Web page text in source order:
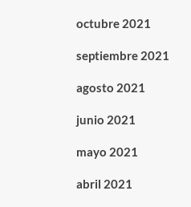
octubre 2021
septiembre 2021
agosto 2021
junio 2021
mayo 2021
abril 2021